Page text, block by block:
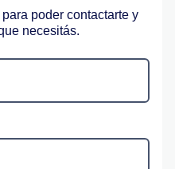
poder contactarte y
necesitás.